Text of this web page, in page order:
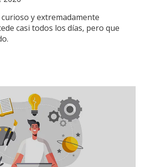
y extremadamente
casi todos los días, pero que